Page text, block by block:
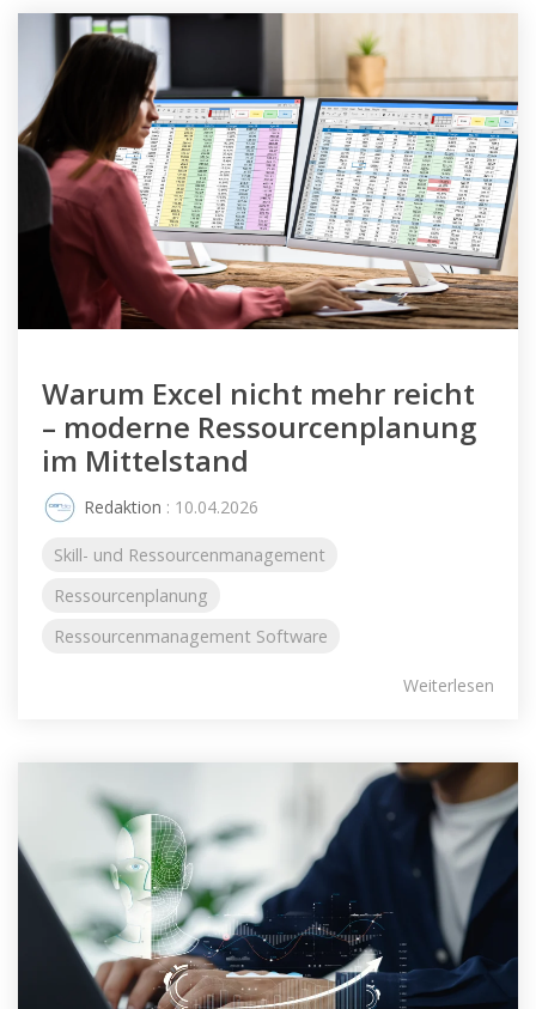
Warum Excel nicht mehr reicht
– moderne Ressourcenplanung
im Mittelstand
Redaktion : 10.04.2026
Skill- und Ressourcenmanagement
Ressourcenplanung
Ressourcenmanagement Software
Weiterlesen